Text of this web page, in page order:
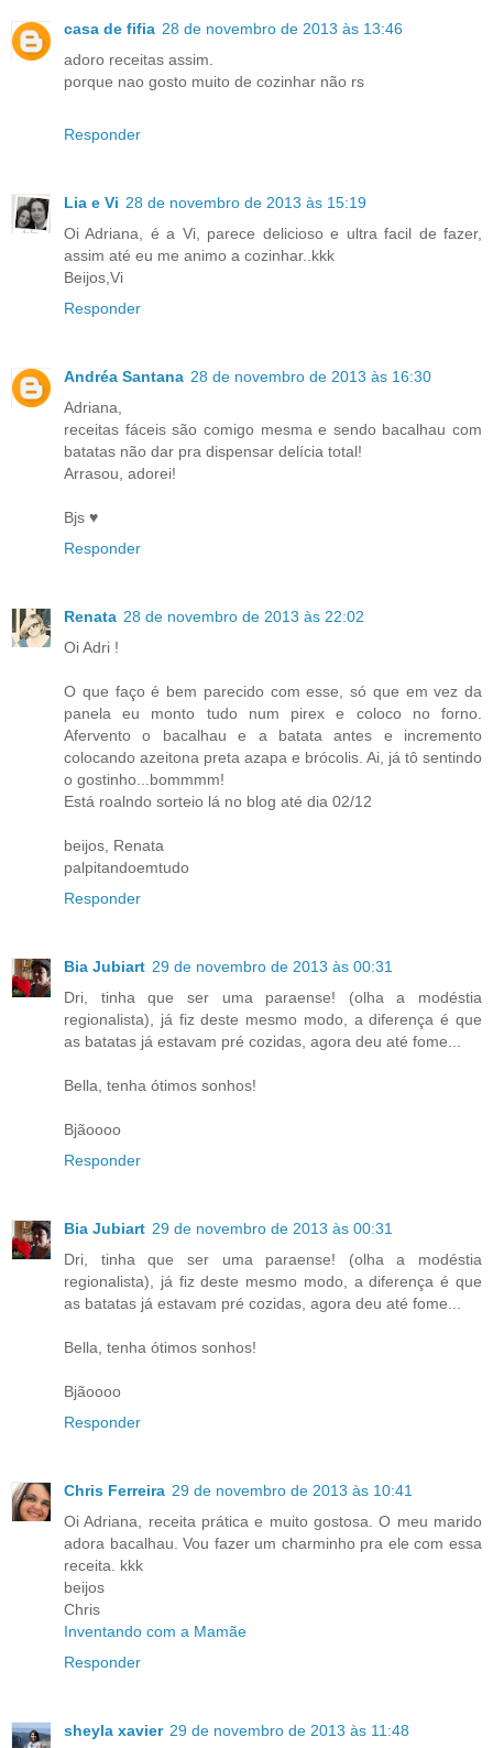
casa de fifia 28 de novembro de 2013 às 13:46
adoro receitas assim.
porque nao gosto muito de cozinhar não rs
Responder
Lia e Vi 28 de novembro de 2013 às 15:19
Oi Adriana, é a Vi, parece delicioso e ultra facil de fazer,
assim até eu me animo a cozinhar..kkk
Beijos,Vi
Responder
Andréa Santana 28 de novembro de 2013 às 16:30
Adriana,
receitas fáceis são comigo mesma e sendo bacalhau com
batatas não dar pra dispensar delícia total!
Arrasou, adorei!
Bjs ♥
Responder
Renata 28 de novembro de 2013 às 22:02
Oi Adri !
O que faço é bem parecido com esse, só que em vez da
panela eu monto tudo num pirex e coloco no forno.
Afervento o bacalhau e a batata antes e incremento
colocando azeitona preta azapa e brócolis. Ai, já tô sentindo
o gostinho...bommmm!
Está roalndo sorteio lá no blog até dia 02/12
beijos, Renata
palpitandoemtudo
Responder
Bia Jubiart 29 de novembro de 2013 às 00:31
Dri, tinha que ser uma paraense! (olha a modéstia
regionalista), já fiz deste mesmo modo, a diferença é que
as batatas já estavam pré cozidas, agora deu até fome...
Bella, tenha ótimos sonhos!
Bjãoooo
Responder
Bia Jubiart 29 de novembro de 2013 às 00:31
Dri, tinha que ser uma paraense! (olha a modéstia
regionalista), já fiz deste mesmo modo, a diferença é que
as batatas já estavam pré cozidas, agora deu até fome...
Bella, tenha ótimos sonhos!
Bjãoooo
Responder
Chris Ferreira 29 de novembro de 2013 às 10:41
Oi Adriana, receita prática e muito gostosa. O meu marido
adora bacalhau. Vou fazer um charminho pra ele com essa
receita. kkk
beijos
Chris
Inventando com a Mamãe
Responder
sheyla xavier 29 de novembro de 2013 às 11:48